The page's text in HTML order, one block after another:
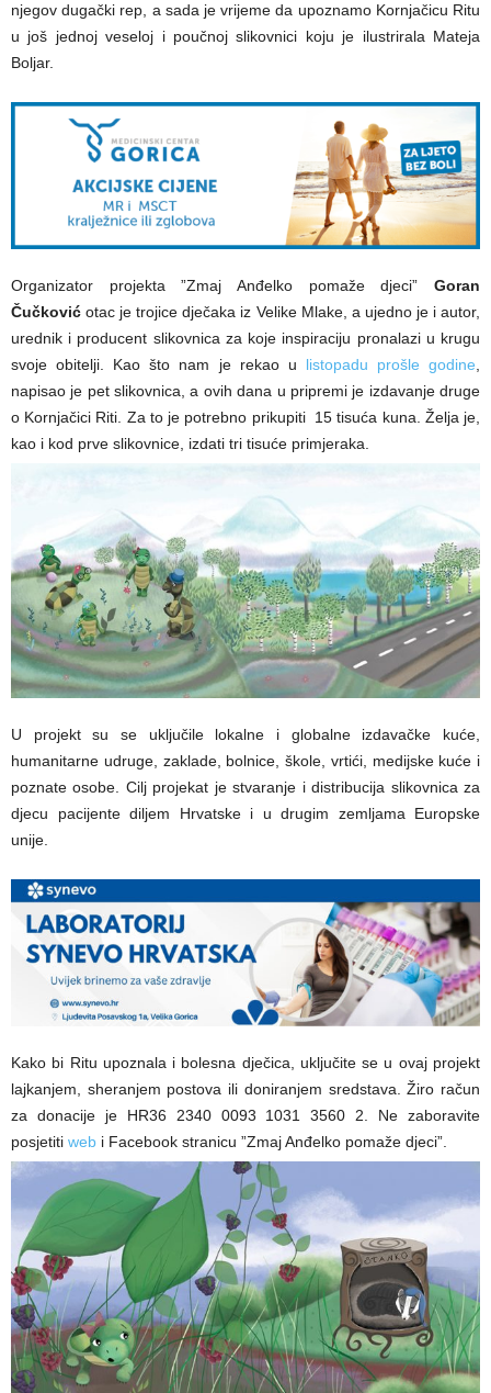
njegov dugački rep, a sada je vrijeme da upoznamo Kornjačicu Ritu
u još jednoj veseloj i poučnoj slikovnici koju je ilustrirala Mateja
Boljar.
Organizator projekta ”Zmaj Anđelko pomaže djeci” Goran
Čučković otac je trojice dječaka iz Velike Mlake, a ujedno je i autor,
urednik i producent slikovnica za koje inspiraciju pronalazi u krugu
svoje obitelji. Kao što nam je rekao u listopadu prošle godine
napisao je pet slikovnica, a ovih dana u pripremi je izdavanje druge
o Kornjačici Riti. Za to je potrebno prikupiti 15 tisuća kuna. Želja je,
kao i kod prve slikovnice, izdati tri tisuće primjeraka.
U projekt su se uključile lokalne i globalne izdavačke kuće,
humanitarne udruge, zaklade, bolnice, škole, vrtići, medijske kuće i
poznate osobe. Cilj projekat je stvaranje i distribucija slikovnica za
djecu pacijente diljem Hrvatske i u drugim zemljama Europske
unije.
Kako bi Ritu upoznala i bolesna dječica, uključite se u ovaj projekt
lajkanjem, sheranjem postova ili doniranjem sredstava. Žiro račun
za donacije je HR36 2340 0093 1031 3560 2. Ne zaboravite
posjetiti web i Facebook stranicu ”Zmaj Anđelko pomaže djeci”.